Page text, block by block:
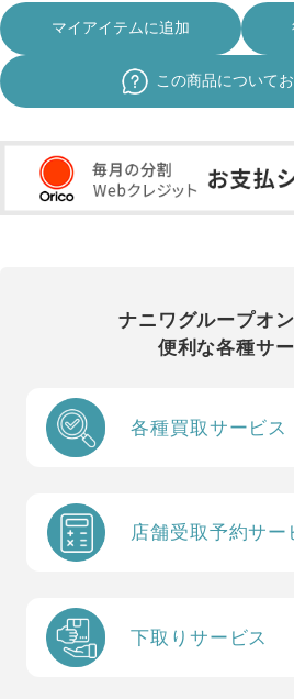
マイアイテムに追加
この商品について
ナニワグループオ
便利な各種サ
各種買取サービス
店舗受取予約サー
下取りサービス